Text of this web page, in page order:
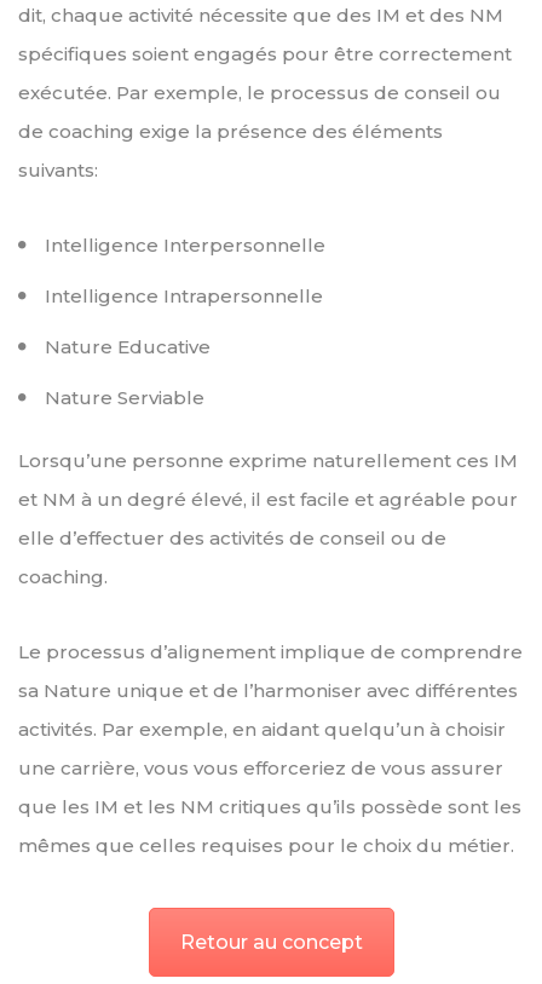
dit, chaque activité nécessite que des IM et des NM
spécifiques soient engagés pour être correctement
exécutée. Par exemple, le processus de conseil ou
de coaching exige la présence des éléments
suivants:
Intelligence Interpersonnelle
Intelligence Intrapersonnelle
Nature Educative
Nature Serviable
Lorsqu’une personne exprime naturellement ces IM
et NM à un degré élevé, il est facile et agréable pour
elle d’effectuer des activités de conseil ou de
coaching.
Le processus d’alignement implique de comprendre
sa Nature unique et de l’harmoniser avec différentes
activités. Par exemple, en aidant quelqu’un à choisir
une carrière, vous vous efforceriez de vous assurer
que les IM et les NM critiques qu’ils possède sont les
mêmes que celles requises pour le choix du métier.
Retour au concept